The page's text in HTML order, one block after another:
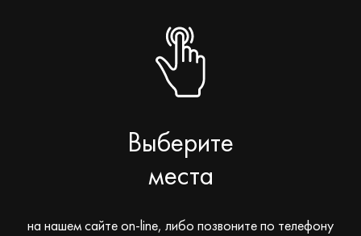
Выберите
места
на нашем сайте on-line, либо позвоните по телефону